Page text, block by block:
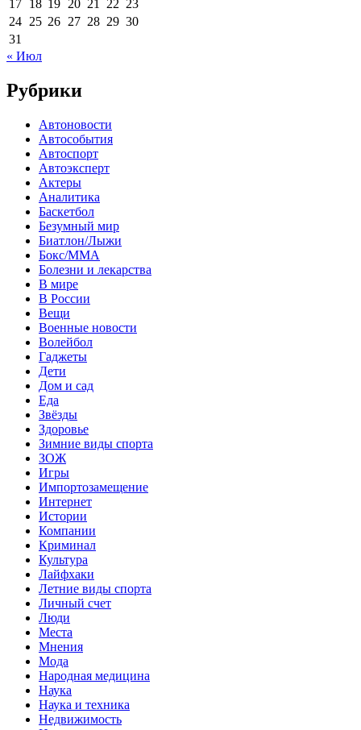
17 18 19 20 21 22 23
24 25 26 27 28 29 30
31
« Июл
Рубрики
Автоновости
Автособытия
Автоспорт
Автоэксперт
Актеры
Аналитика
Баскетбол
Безумный мир
Биатлон/Лыжи
Бокс/MMA
Болезни и лекарства
В мире
В России
Вещи
Военные новости
Волейбол
Гаджеты
Дети
Дом и сад
Еда
Звёзды
Здоровье
Зимние виды спорта
ЗОЖ
Игры
Импортозамещение
Интернет
Истории
Компании
Криминал
Культура
Лайфхаки
Летние виды спорта
Личный счет
Люди
Места
Мнения
Мода
Народная медицина
Наука
Наука и техника
Недвижимость